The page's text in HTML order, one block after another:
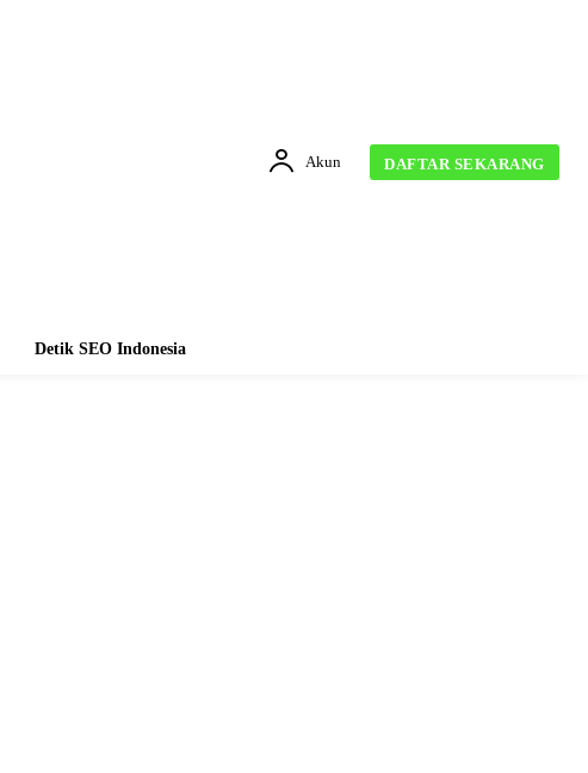
Akun DAFTAR SEKARANG
Detik SEO Indonesia